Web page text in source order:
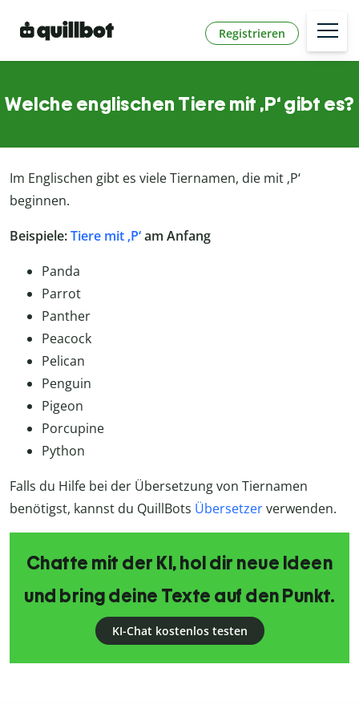
Registrieren
Welche englischen Tiere mit ‚P‘ gibt es?
Im Englischen gibt es viele Tiernamen, die mit ‚P‘
beginnen.
Beispiele:Tiere mit ‚P‘am Anfang
Panda
Parrot
Panther
Peacock
Pelican
Penguin
Pigeon
Porcupine
Python
Falls du Hilfe bei der Übersetzung von Tiernamen
benötigst, kannst du QuillBots Übersetzerverwenden.
Chatte mit der KI, hol dir neue Ideen
und bring deine Texte auf den Punkt.
KI-Chat kostenlos testen